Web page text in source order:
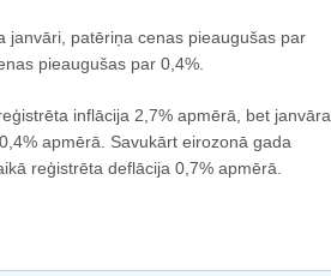
janvāri, patēriņa cenas pieaugušas par
pieaugušas par 0,4%.
inflācija 2,7% apmērā, bet janvāra
apmērā. Savukārt eirozonā gada
reģistrēta deflācija 0,7% apmērā.